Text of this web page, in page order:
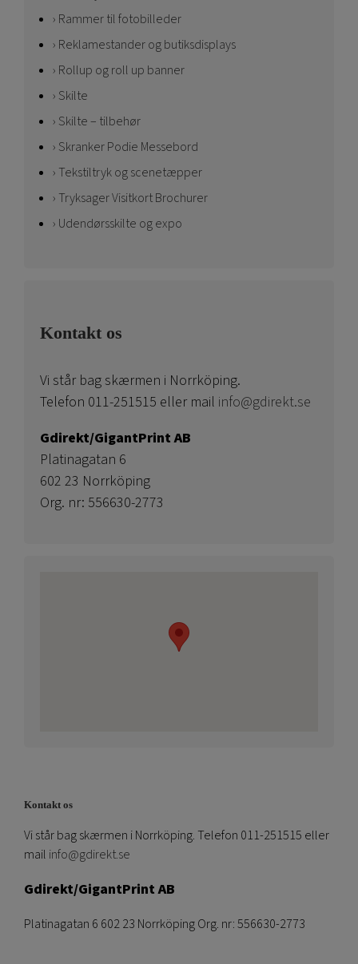
Rammer til fotobilleder
Reklamestander og butiksdisplays
Rollup og roll up banner
Skilte
Skilte – tilbehør
Skranker Podie Messebord
Tekstiltryk og scenetæpper
Tryksager Visitkort Brochurer
Udendørsskilte og expo
Kontakt os
Vi står bag skærmen i Norrköping.
Telefon 011-251515 eller mail info@gdirekt.se
Gdirekt/GigantPrint AB
Platinagatan 6
602 23 Norrköping
Org. nr: 556630-2773
Kontakt os
Vi står bag skærmen i Norrköping. Telefon 011-251515 eller
mail info@gdirekt.se
Gdirekt/GigantPrint AB
Platinagatan 6 602 23 Norrköping Org. nr: 556630-2773